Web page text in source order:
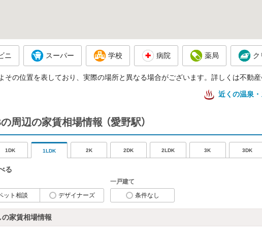
ニ スーパー 学校 病院 薬局 ク
その位置を表しており、実際の場所と異なる場合がございます。詳しくは不動産
近くの温泉
周辺の家賃相場情報 （愛野駅）
1DK 1LDK 2K 2DK 2LDK 3K 3DK
る
ット相談 デザイナーズ
一戸建て
条件なし
家賃相場情報